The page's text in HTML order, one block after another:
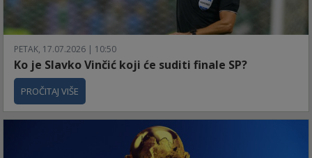
PETAK, 17.07.2026 | 10:50
Ko je Slavko Vinčić koji će suditi finale SP?
PROČITAJ VIŠE